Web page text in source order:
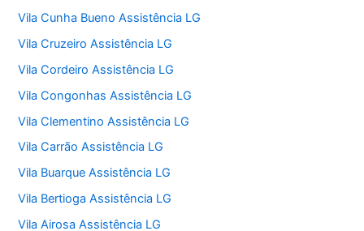
Vila Cunha Bueno Assistência LG
Vila Cruzeiro Assistência LG
Vila Cordeiro Assistência LG
Vila Congonhas Assistência LG
Vila Clementino Assistência LG
Vila Carrão Assistência LG
Vila Buarque Assistência LG
Vila Bertioga Assistência LG
Vila Airosa Assistência LG